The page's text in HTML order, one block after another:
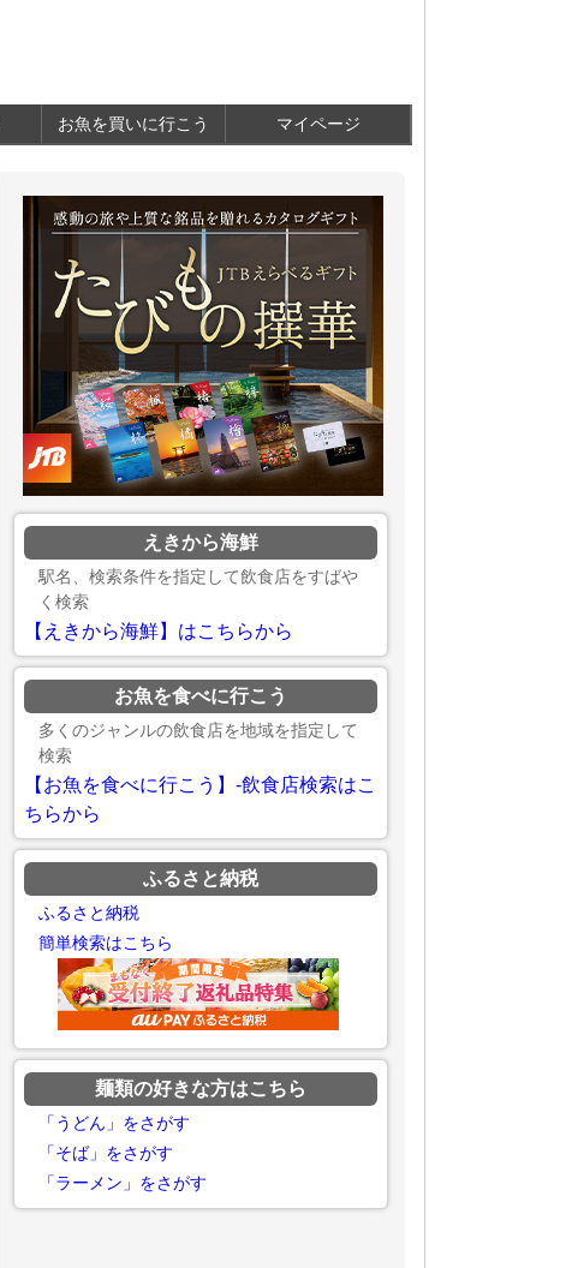
お魚を買いに行こう マイページ
えきから海鮮
駅名、検索条件を指定して飲食店をすばや
く検索
【えきから海鮮】はこちらから
お魚を食べに行こう
多くのジャンルの飲食店を地域を指定して
検索
【お魚を食べに行こう】-飲食店検索はこ
ちらから
ふるさと納税
ふるさと納税
簡単検索はこちら
麺類の好きな方はこちら
「うどん」をさがす
「そば」をさがす
「ラーメン」をさがす